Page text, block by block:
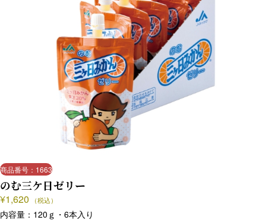
商品番号：1663
のむ三ケ日ゼリー
¥1,620 （税込）
内容量：120ｇ・6本入り